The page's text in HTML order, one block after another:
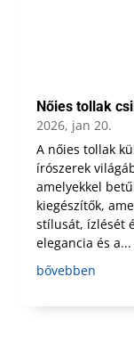
Nőies tollak
2026, jan 20.
A nőies tollak
írószerek
amelyekkel
kiegészítők,
stílusát, ízlését
elegancia és a...
bővebben